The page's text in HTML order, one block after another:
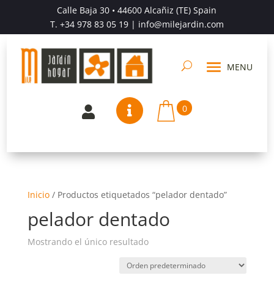
Calle Baja 30 • 44600 Alcañiz (TE) Spain
T. +34 978 83 05 19| info@milejardin.com
  0
Inicio/ Productos etiquetados “pelador dentado”
pelador dentado
Mostrando el único resultado